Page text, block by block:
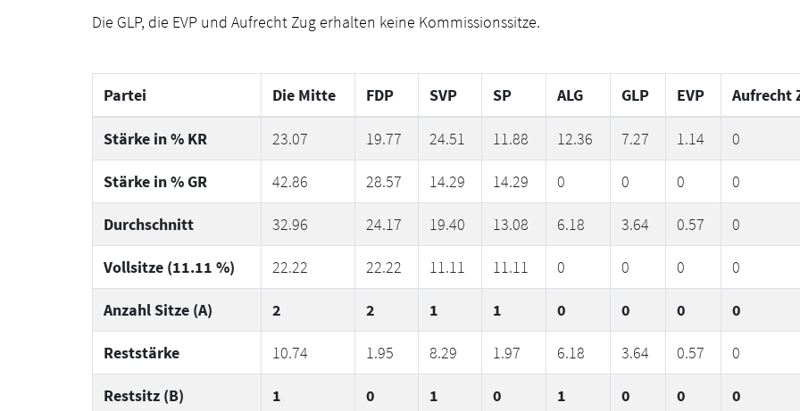
Die GLP, die EVP und Aufrecht Zug erhalten keine Kommissionssitze.
Partei Die Mitte FDP SVP SP ALG GLP EVP Aufrecht
Stärke in % KR 23.07 19.77 24.51 11.88 12.36 7.27 1.14 0
Stärke in % GR 42.86 28.57 14.29 14.29 0 0 0 0
Durchschnitt 32.96 24.17 19.40 13.08 6.18 3.64 0.57 0
Vollsitze (11.11 %) 22.22 22.22 11.11 11.11 0 0 0 0
Anzahl Sitze (A) 2 2 1 1 0 0 0 0
Reststärke 10.74 1.95 8.29 1.97 6.18 3.64 0.57 0
Restsitz (B) 1 0 1 0 1 0 0 0